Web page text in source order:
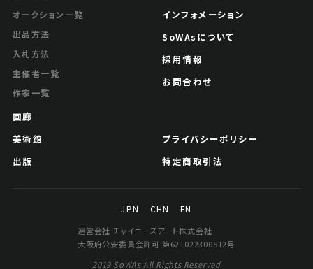
オークション一覧
出品方法
入札方法
主催者一覧
作家一覧
画廊
美術館
出版
インフォメーション
SoWAsについて
採用情報
お問合わせ
プライバシーポリシー
特定商取引法
JPN CHN
EN
運営会社 チャイニーズアート株式会社
大阪府公安委員会許可 第621022300512号
2019 SoWAs All Rights Reserved